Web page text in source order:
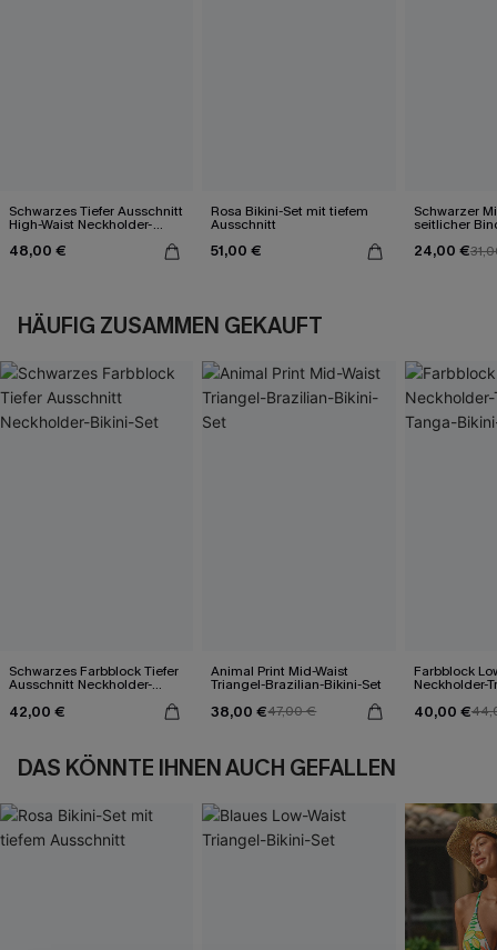
Schwarzes Tiefer Ausschnitt
High-Waist Neckholder-
Bikini-Set
48,00 €
Rosa Bikini-Set mit tiefem
Ausschnitt
51,00 €
Schwarzer
seitlicher
24,00 €
HÄUFIG ZUSAMMEN GEKAUFT
Schwarzes Farbblock Tiefer
Ausschnitt Neckholder-
42,00 €
Animal Print Mid-Waist
Triangel-Brazilian-Bikini-Set
38,00 €47,00 €
Farbblock
Neckholder-
40,00 €
DAS KÖNNTE IHNEN AUCH GEFALLEN